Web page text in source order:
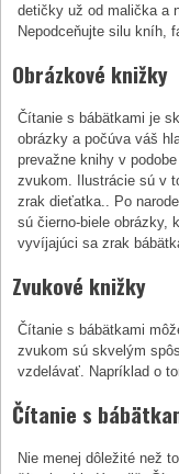
detičky už od malička a
Nepodceňujte silu kníh,
Obrázkové knižky
Čítanie s bábätkami je
obrázky a počúva váš
prevažne knihy v
zvukom. Ilustrácie sú v
zrak dieťatka.. Po
sú čierno-biele obrázky,
vyvíjajúci sa zrak
Zvukové knižky
Čítanie s bábätkami
zvukom sú skvelým
vzdelávať. Napríklad o
Čítanie s
Nie menej dôležité než